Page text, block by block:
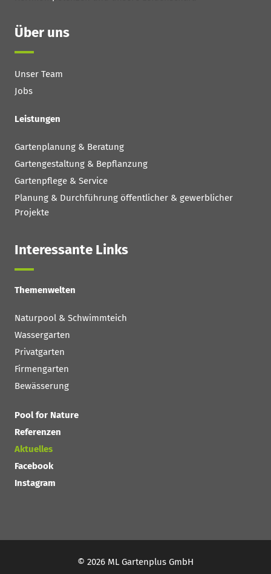
Über uns
Unser Team
Jobs
Leistungen
Gartenplanung & Beratung
Gartengestaltung & Bepflanzung
Gartenpflege & Service
Planung & Durchführung öffentlicher & gewerblicher
Projekte
Interessante Links
Themenwelten
Naturpool & Schwimmteich
Wassergarten
Privatgarten
Firmengarten
Bewässerung
Pool for Nature
Referenzen
Aktuelles
Facebook
Instagram
© 2026 ML Gartenplus GmbH